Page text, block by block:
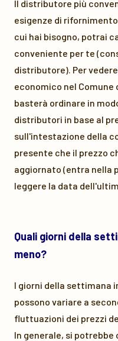
Il distributore più
esigenze di
cui hai bisogno, potrai
conveniente per te
distributore). Per
economico nel Comune
basterà ordinare in
distributori in base al
sull'intestazione della
presente che il prezzo
aggiornato (entra nella
leggere la data
Quali giorni della
meno?
I giorni della settimana
possono variare a
fluttuazioni dei prezzi
In generale, si